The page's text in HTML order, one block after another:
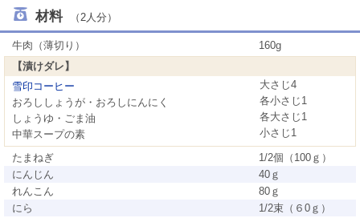
材料 （2人分）
牛肉（薄切り）
160g
【漬けダレ】
雪印コーヒー
大さじ4
おろししょうが・おろしにんにく
各小さじ1
しょうゆ・ごま油
各大さじ1
中華スープの素
小さじ1
たまねぎ
1/2個（100ｇ）
にんじん
40ｇ
れんこん
80ｇ
にら
1/2束（６0ｇ）